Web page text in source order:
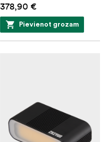
378,90 €
Pievienot grozam